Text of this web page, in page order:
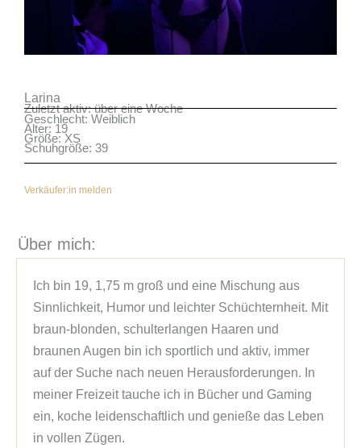
Larina
Zuletzt aktiv: über eine Woche
Geschlecht: Weiblich
Alter: 19
Größe: XS
Schuhgröße: 39
Verkäufer:in melden
Über mich:
Ich bin 19, 1,75 m groß und eine Mischung aus
Sinnlichkeit, Humor und leichter Schüchternheit. Mit
braun-blonden, schulterlangen Haaren und
braunen Augen bin ich sportlich und aktiv, immer
auf der Suche nach neuen Herausforderungen. In
meiner Freizeit tauche ich in Bücher und Gaming
ein, koche leidenschaftlich und genieße das Leben
in vollen Zügen.